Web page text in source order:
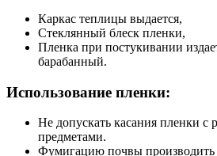
Каркас теплицы выдается,
Стеклянный блеск пленки,
Пленка при постукивании
барабанный.
Использование пленки:
Не допускать касания пленки с
предметами.
Фумигацию почвы